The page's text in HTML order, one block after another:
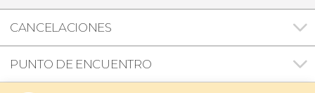
CANCELACIONES
PUNTO DE ENCUENTRO